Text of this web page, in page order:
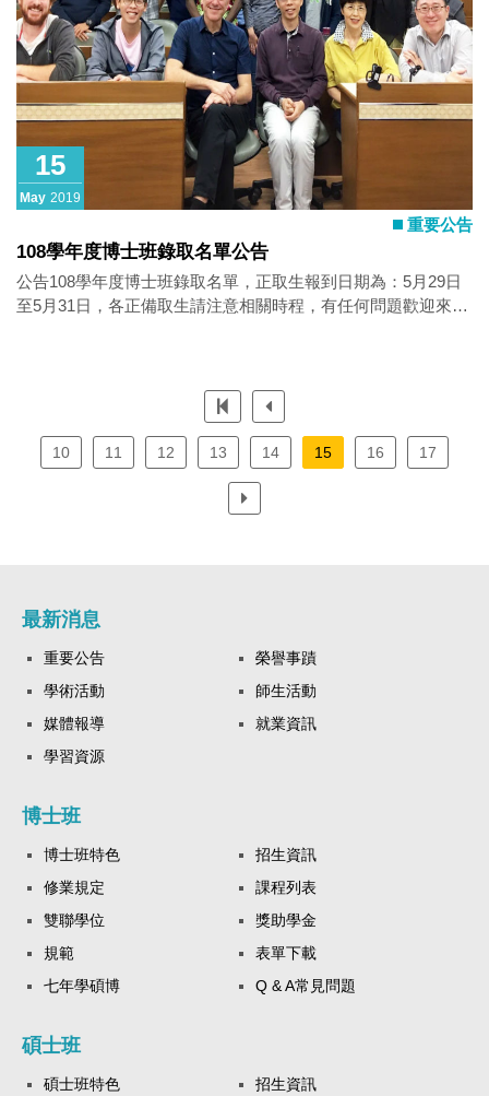
15
May 2019
重要公告
108學年度博士班錄取名單公告
公告108學年度博士班錄取名單，正取生報到日期為：5月29日
至5月31日，各正備取生請注意相關時程，有任何問題歡迎來電
10 11 12 13 14 15 16 17
最新消息
重要公告
榮譽事蹟
學術活動
師生活動
媒體報導
就業資訊
學習資源
博士班
博士班特色
招生資訊
修業規定
課程列表
雙聯學位
獎助學金
規範
表單下載
七年學碩博
Q & A常見問題
碩士班
碩士班特色
招生資訊